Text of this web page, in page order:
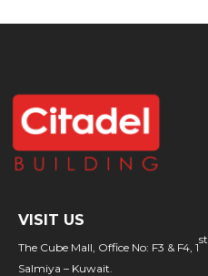
VISIT US
The Cube Mall, Office No: F3 & F4, 1
st
Salmiya – Kuwait.